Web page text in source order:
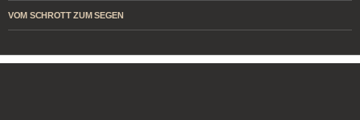
VOM SCHROTT ZUM SEGEN